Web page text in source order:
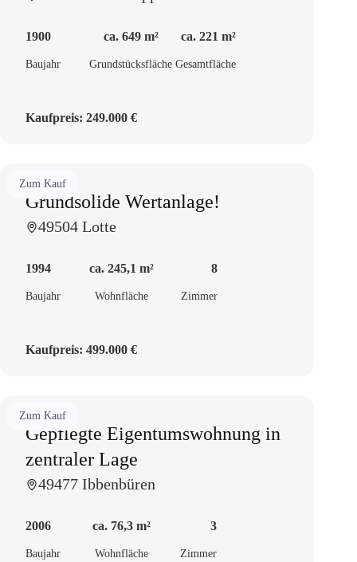
1900
Baujahr
ca. 649 m²
Grundstücksfläche
ca. 221 m²
Gesamtfläche
Kaufpreis: 249.000 €
Zum Kauf
Grundsolide Wertanlage!
49504 Lotte
1994
Baujahr
ca. 245,1 m²
Wohnfläche
8
Zimmer
Kaufpreis: 499.000 €
Zum Kauf
Gepflegte Eigentumswohnung in
zentraler Lage
49477 Ibbenbüren
2006
Baujahr
ca. 76,3 m²
Wohnfläche
3
Zimmer